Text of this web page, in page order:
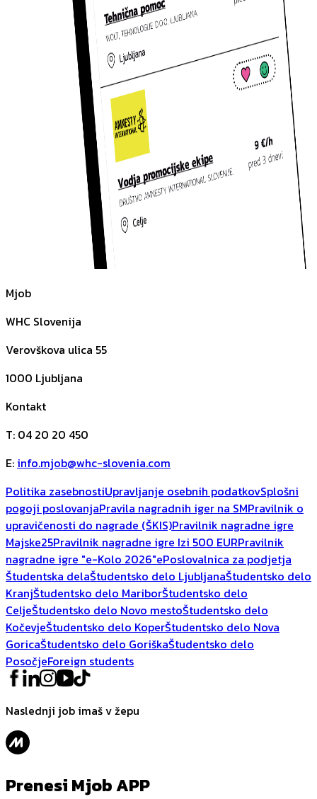
Mjob
WHC Slovenija
Verovškova ulica 55
1000 Ljubljana
Kontakt
T: 04 20 20 450
E: info.mjob@whc-slovenia.com
Politika zasebnostiUpravljanje osebnih podatkovSplošni
pogoji poslovanjaPravila nagradnih iger na SMPravilnik o
upravičenosti do nagrade (ŠKIS)Pravilnik nagradne igre
Majske25Pravilnik nagradne igre Izi 500 EURPravilnik
nagradne igre "e-Kolo 2026"ePoslovalnica za podjetja
Študentska delaŠtudentsko delo LjubljanaŠtudentsko delo
KranjŠtudentsko delo MariborŠtudentsko delo
CeljeŠtudentsko delo Novo mestoŠtudentsko delo
KočevjeŠtudentsko delo KoperŠtudentsko delo Nova
GoricaŠtudentsko delo GoriškaŠtudentsko delo
PosočjeForeign students
Naslednji job imaš v žepu
Prenesi Mjob APP